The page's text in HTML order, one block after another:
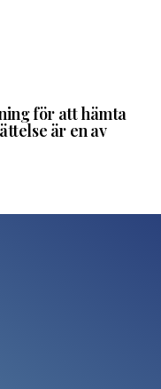
för att hämta
är en av